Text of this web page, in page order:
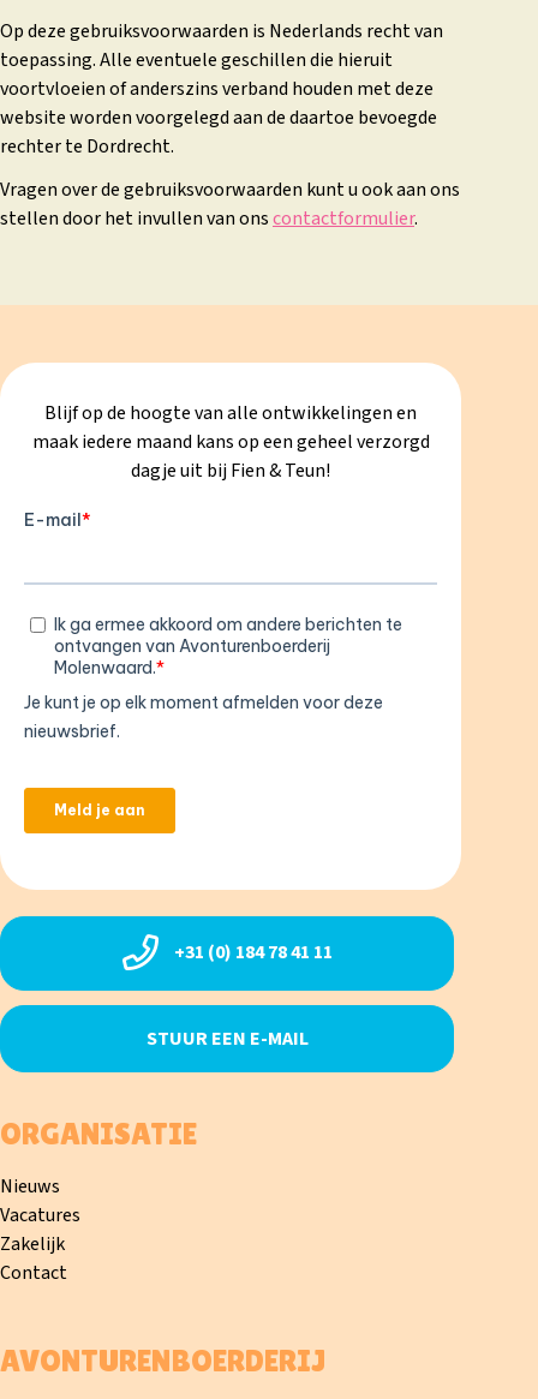
Op deze gebruiksvoorwaarden is Nederlands recht van
toepassing. Alle eventuele geschillen die hieruit
voortvloeien of anderszins verband houden met deze
website worden voorgelegd aan de daartoe bevoegde
rechter te Dordrecht.
Vragen over de gebruiksvoorwaarden kunt u ook aan ons
stellen door het invullen van onscontactformulier.
+31 (0) 184 78 41 11
STUUR EEN E-MAIL
ORGANISATIE
Nieuws
Vacatures
Zakelijk
Contact
AVONTURENBOERDERIJ
Blijf op de hoogte van alle ontwikkelingen en
maak iedere maand kans op een geheel verzorgd
dagje uit bij Fien & Teun!